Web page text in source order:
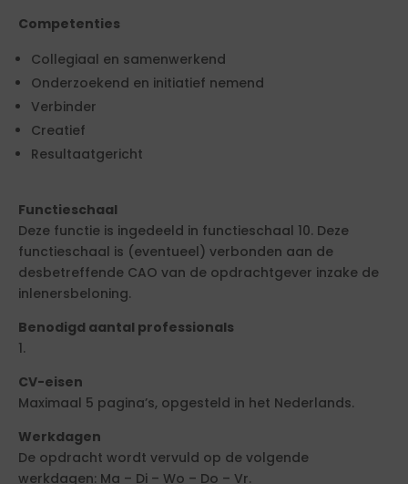
Competenties
Collegiaal en samenwerkend
Onderzoekend en initiatief nemend
Verbinder
Creatief
Resultaatgericht
Functieschaal
Deze functie is ingedeeld in functieschaal 10. Deze
functieschaal is (eventueel) verbonden aan de
desbetreffende CAO van de opdrachtgever inzake de
inlenersbeloning.
Benodigd aantal professionals
1.
CV-eisen
Maximaal 5 pagina’s, opgesteld in het Nederlands.
Werkdagen
De opdracht wordt vervuld op de volgende
werkdagen: Ma – Di – Wo – Do – Vr.